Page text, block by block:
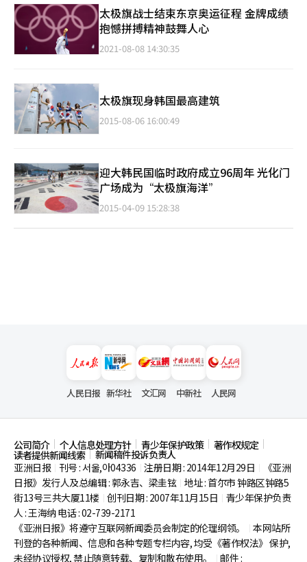
太极旗战士结束东京奥运征程 金牌成绩
抱憾拼搏精神鼓舞人心
2021-08-08 14:30:35
太极旗现身韩国最高建筑
2015-08-06 16:00:49
迎大韩民国临时政府成立96周年 光化门
广场成为“太极旗海洋”
2015-04-09 15:28:38
人民日报 新华社 文汇网 中新社 人民网
公司简介 个人信息处理方针 青少年保护政策 著作权规定
读者提供新闻线索
新闻稿件投诉负责人
亚洲日报
刊号 : 서울,아04336 注册日期 : 2014年12月29日
《亚洲
日报》发行人及总编辑 : 郭永吉、梁圭铉 地址 : 首尔市钟路区钟路5
街13号三共大厦11楼 创刊日期 : 2007年11月15日
青少年保护负责
人 : 王海纳 电话 : 02-739-2171
《亚洲日报》将遵守互联网新闻委员会制定的伦理纲领。
本网站所
刊登的各种新闻、信息和各种专题专栏内容, 均受《著作权法》 保护,
未经协议授权, 禁止随意转载、复制和散布使用。
邮件 :